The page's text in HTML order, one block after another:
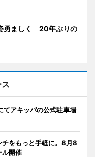
勇ましく 20年ぶりの
てアキッパの公式駐車場
チをもっと手軽に。8月8
ル開催